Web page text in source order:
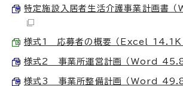
特定施設入居者生活介護事業計画書
様式1 応募者の概要 （Excel
様式2 事業所運営計画 （Word
様式3 事業所整備計画 （Word